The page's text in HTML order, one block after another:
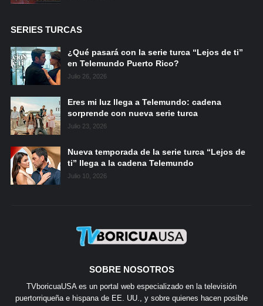
SERIES TURCAS
¿Qué pasará con la serie turca “Lejos de ti”
en Telemundo Puerto Rico?
Julio 26, 2026
Eres mi luz llega a Telemundo: cadena
sorprende con nueva serie turca
Julio 23, 2026
Nueva temporada de la serie turca “Lejos de
ti” llega a la cadena Telemundo
Julio 10, 2026
SOBRE NOSOTROS
TVboricuaUSA es un portal web especializado en la televisión
puertorriqueña e hispana de EE. UU., y sobre quienes hacen posible